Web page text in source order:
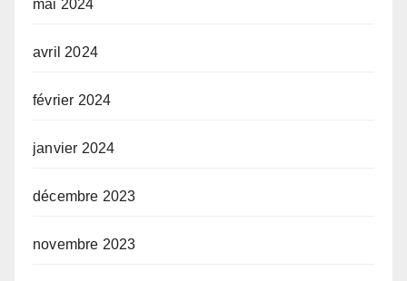
mai 2024
avril 2024
février 2024
janvier 2024
décembre 2023
novembre 2023